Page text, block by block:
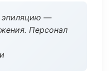
эпиляцию —
Персонал